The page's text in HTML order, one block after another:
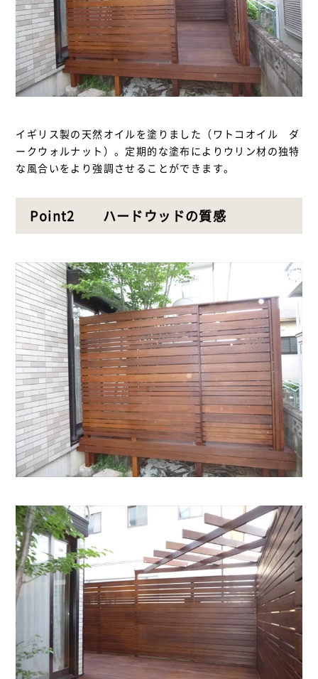
イギリス製の天然オイルを塗りました（ワトコオイル ダ
ークウォルナット）。定期的な塗布によりウリン材の独特
な風合いをより強調させることができます。
Point2 ハードウッドの質感